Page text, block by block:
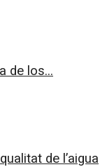
de los...
de l’aigua